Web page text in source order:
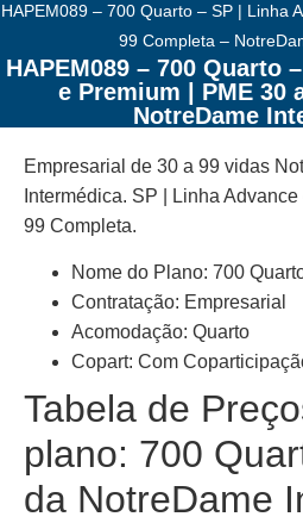
HAPEM089 – 700 Quarto – SP | Linha
99 Completa –
HAPEM089 – 700 Quarto
e Premium | PME 30
NotreDame
Empresarial de 30 a 99 vidas
Intermédica. SP | Linha
99 Completa.
Nome do Plano: 700
Contratação: Empresarial
Acomodação: Quarto
Copart: Com
Tabela de
plano: 700
da NotreDame